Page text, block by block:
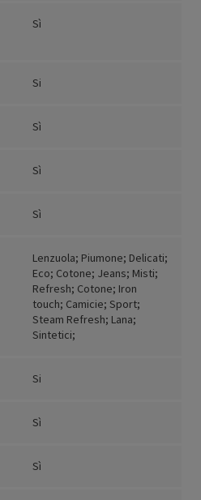
Sì
Si
Sì
Sì
Sì
Lenzuola; Piumone; Delicati;
Eco; Cotone; Jeans; Misti;
Refresh; Cotone; Iron
touch; Camicie; Sport;
Steam Refresh; Lana;
Sintetici;
Si
Sì
Sì